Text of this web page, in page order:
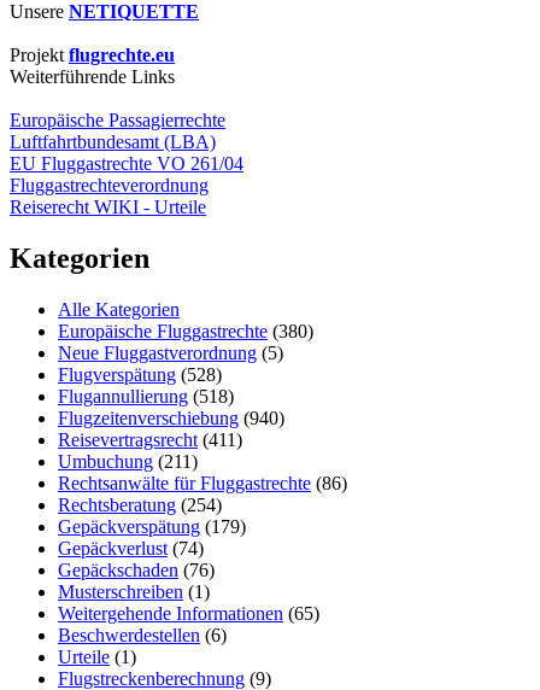
Unsere NETIQUETTE
Projekt flugrechte.eu
Weiterführende Links
Europäische Passagierrechte
Luftfahrtbundesamt (LBA)
EU Fluggastrechte VO 261/04
Fluggastrechteverordnung
Reiserecht WIKI - Urteile
Kategorien
Alle Kategorien
Europäische Fluggastrechte (380)
Neue Fluggastverordnung (5)
Flugverspätung (528)
Flugannullierung (518)
Flugzeitenverschiebung (940)
Reisevertragsrecht (411)
Umbuchung (211)
Rechtsanwälte für Fluggastrechte (86)
Rechtsberatung (254)
Gepäckverspätung (179)
Gepäckverlust (74)
Gepäckschaden (76)
Musterschreiben (1)
Weitergehende Informationen (65)
Beschwerdestellen (6)
Urteile (1)
Flugstreckenberechnung (9)